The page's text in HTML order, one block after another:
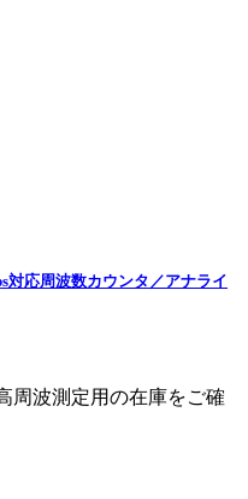
対応周波数カウンタ／アナライ
周波測定用の在庫をご確